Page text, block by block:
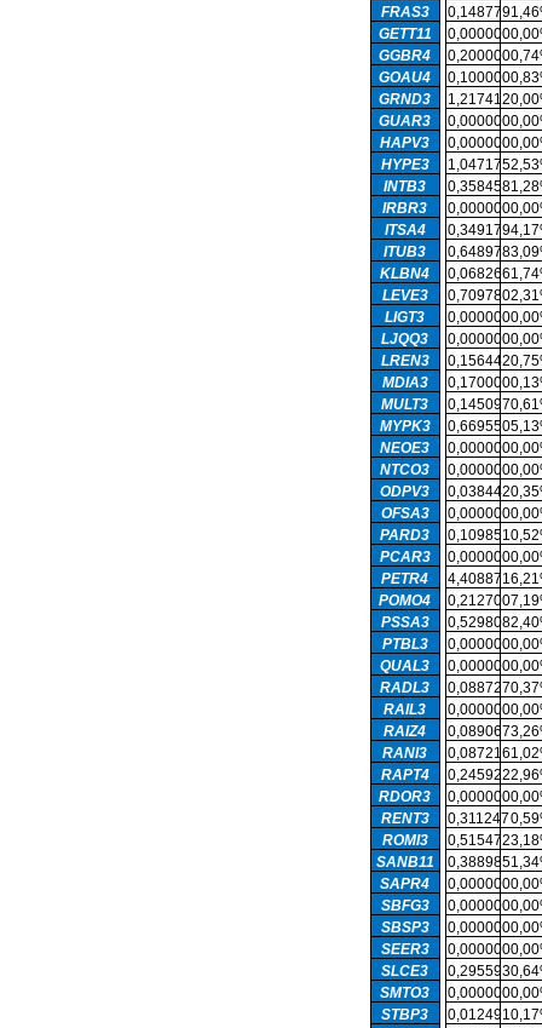
FRAS3
0,148779
GETT11
0,000000
GGBR4
0,200000
GOAU4
0,100000
GRND3
1,217412
GUAR3
0,000000
HAPV3
0,000000
HYPE3
1,047175
INTB3
0,358458
IRBR3
0,000000
ITSA4
0,349179
ITUB3
0,648978
KLBN4
0,068266
LEVE3
0,709780
LIGT3
0,000000
LJQQ3
0,000000
LREN3
0,156442
MDIA3
0,170000
MULT3
0,145097
MYPK3
0,669550
NEOE3
0,000000
NTCO3
0,000000
ODPV3
0,038442
OFSA3
0,000000
PARD3
0,109851
PCAR3
0,000000
PETR4
4,408871
POMO4
0,212700
PSSA3
0,529808
PTBL3
0,000000
QUAL3
0,000000
RADL3
0,088727
RAIL3
0,000000
RAIZ4
0,089067
RANI3
0,087216
RAPT4
0,245922
RDOR3
0,000000
RENT3
0,311247
ROMI3
0,515472
SANB11
0,388985
SAPR4
0,000000
SBFG3
0,000000
SBSP3
0,000000
SEER3
0,000000
SLCE3
0,295593
SMTO3
0,000000
STBP3
0,012491